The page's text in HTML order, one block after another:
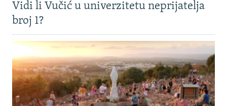
Vidi li Vučić u univerzitetu neprijatelja
broj 1?